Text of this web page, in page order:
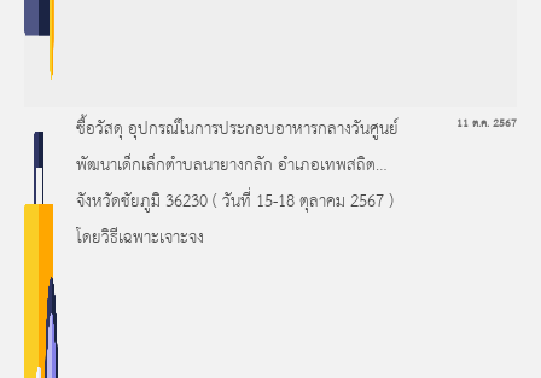
ซื้อวัสดุ อุปกรณ์ในการประกอบอาหารกลางวันศูนย์
พัฒนาเด็กเล็กตำบลนายางกลัก อำเภอเทพสถิต
จังหวัดชัยภูมิ 36230 ( วันที่ 15-18 ตุลาคม 2567 )
โดยวิธีเฉพาะเจาะจง
11 ต.ค. 2567